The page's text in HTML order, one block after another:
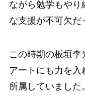
ながら勉学もやり
な支援が不可欠だ
この時期の板垣
アートにも力を入
所属していました。